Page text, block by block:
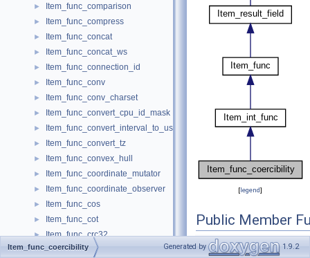
► Item_func_comparison
► Item_func_compress
► Item_func_concat
► Item_func_concat_ws
► Item_func_connection_id
► Item_func_conv
► Item_func_conv_charset
► Item_func_convert_cpu_id_mask
► Item_func_convert_interval_to_user_interval
► Item_func_convert_tz
► Item_func_convex_hull
► Item_func_coordinate_mutator
► Item_func_coordinate_observer
► Item_func_cos
► Item_func_cot
► Item_func_crc32
► Item_func_curdate
[legend]
Public Member
Item_func_coercibility Generated by 1.9.2